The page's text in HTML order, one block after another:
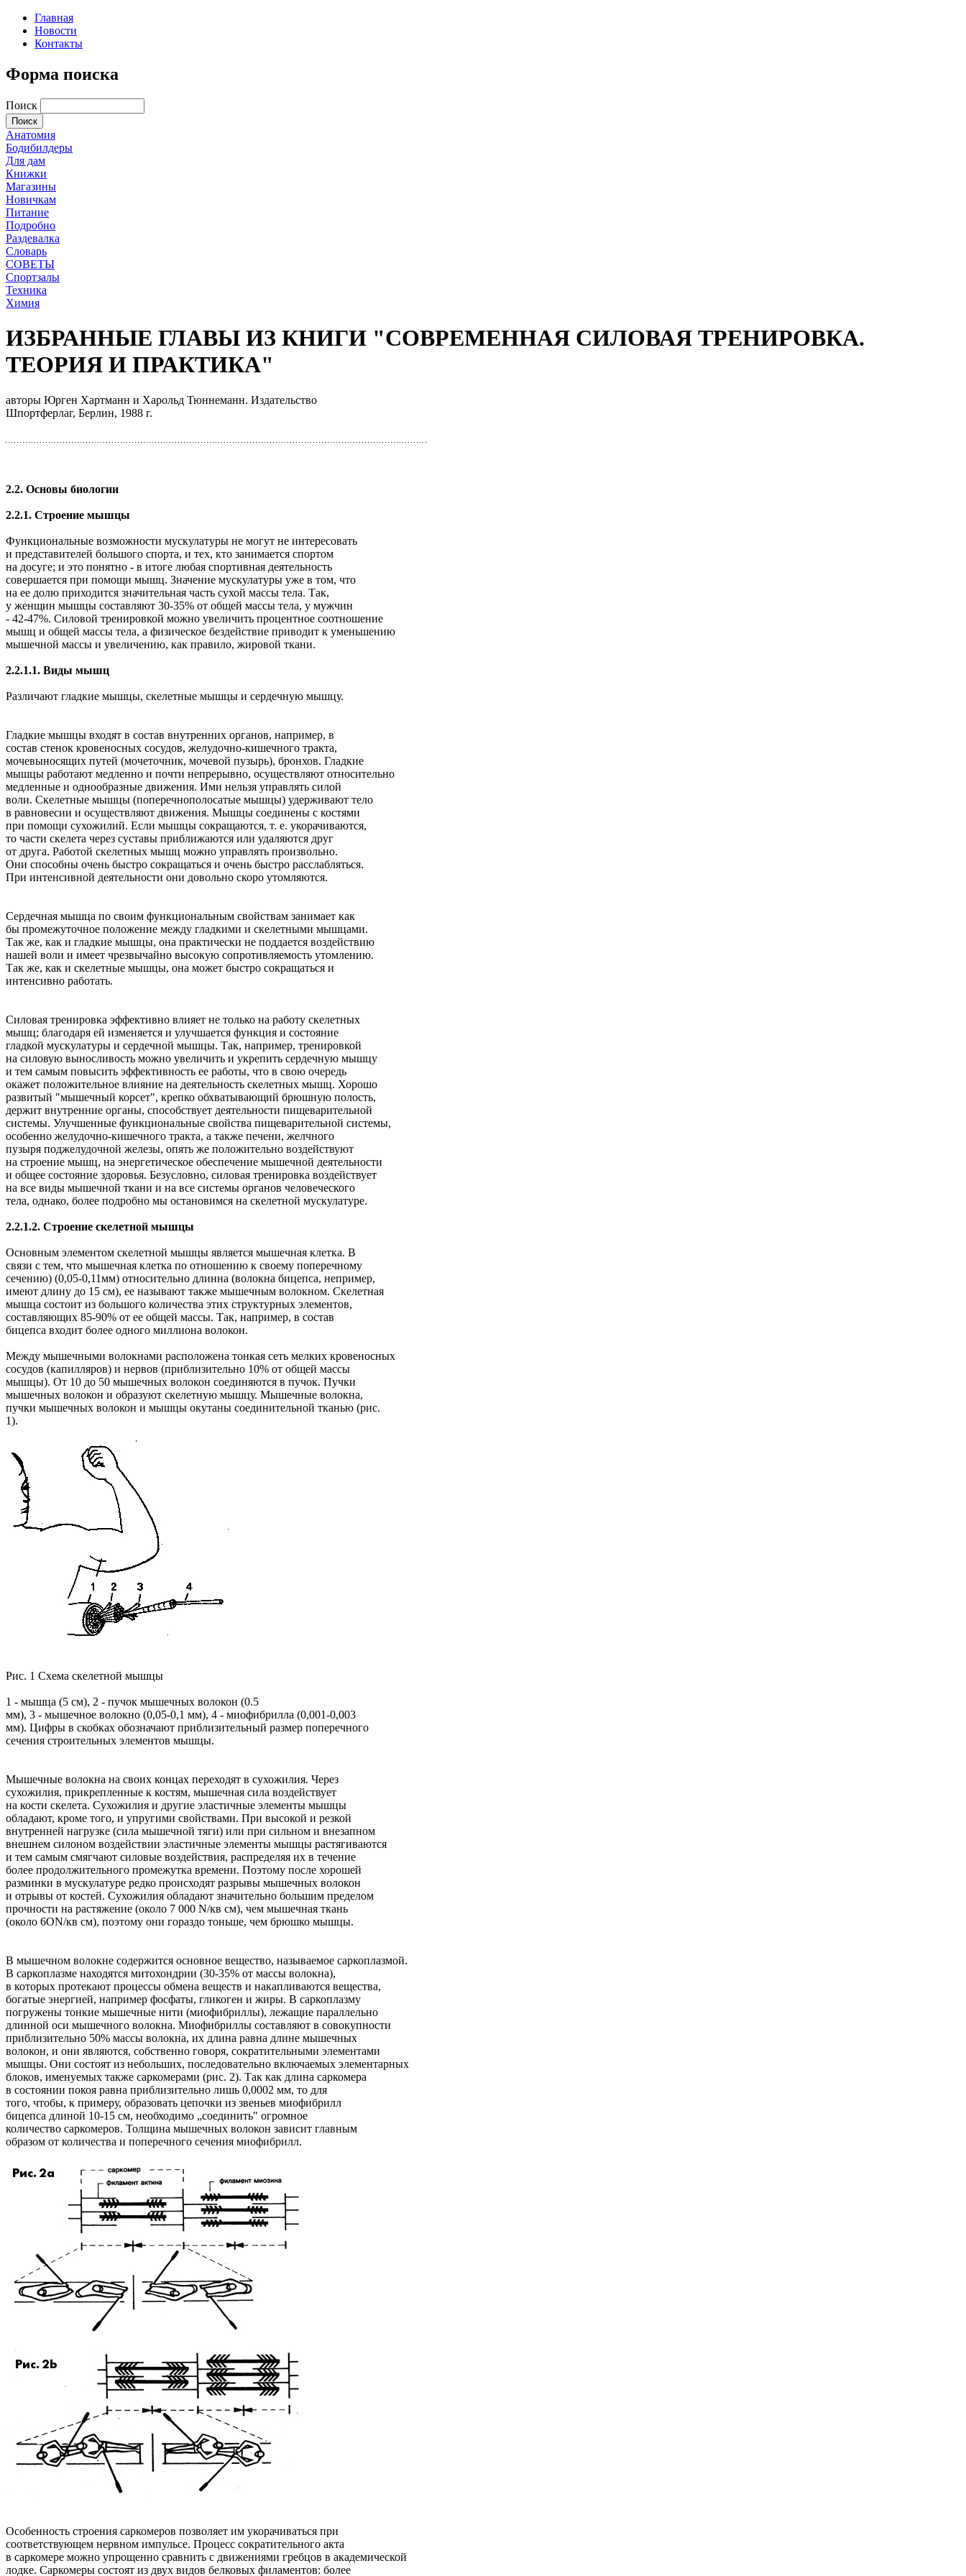
Главная
Новости
Контакты
Форма поиска
Поиск
Анатомия
Бодибилдеры
Для дам
Книжки
Магазины
Новичкам
Питание
Подробно
Раздевалка
Словарь
СОВЕТЫ
Спортзалы
Техника
Химия
ИЗБРАННЫЕ ГЛАВЫ ИЗ КНИГИ "СОВРЕМЕННАЯ СИЛОВАЯ ТРЕНИРОВКА.
ТЕОРИЯ И ПРАКТИКА"
авторы Юрген Хартманн и Харольд Тюннеманн. Издательство
Шпортферлаг, Берлин, 1988 г.
2.2. Основы биологии
2.2.1. Строение мышцы
Функциональные возможности мускулатуры не могут не интересовать
и представителей большого спорта, и тех, кто занимается спортом
на досуге; и это понятно - в итоге любая спортивная деятельность
совершается при помощи мышц. Значение мускулатуры уже в том, что
на ее долю приходится значительная часть сухой массы тела. Так,
у женщин мышцы составляют 30-35% от общей массы тела, у мужчин
- 42-47%. Силовой тренировкой можно увеличить процентное соотношение
мышц и общей массы тела, а физическое бездействие приводит к уменьшению
мышечной массы и увеличению, как правило, жировой ткани.
2.2.1.1. Виды мышц
Различают гладкие мышцы, скелетные мышцы и сердечную мышцу.
Гладкие мышцы входят в состав внутренних органов, например, в
состав стенок кровеносных сосудов, желудочно-кишечного тракта,
мочевыносящих путей (мочеточник, мочевой пузырь), бронхов. Гладкие
мышцы работают медленно и почти непрерывно, осуществляют относительно
медленные и однообразные движения. Ими нельзя управлять силой
воли. Скелетные мышцы (поперечнополосатые мышцы) удерживают тело
в равновесии и осуществляют движения. Мышцы соединены с костями
при помощи сухожилий. Если мышцы сокращаются, т. е. укорачиваются,
то части скелета через суставы приближаются или удаляются друг
от друга. Работой скелетных мышц можно управлять произвольно.
Они способны очень быстро сокращаться и очень быстро расслабляться.
При интенсивной деятельности они довольно скоро утомляются.
Сердечная мышца по своим функциональным свойствам занимает как
бы промежуточное положение между гладкими и скелетными мышцами.
Так же, как и гладкие мышцы, она практически не поддается воздействию
нашей воли и имеет чрезвычайно высокую сопротивляемость утомлению.
Так же, как и скелетные мышцы, она может быстро сокращаться и
интенсивно работать.
Силовая тренировка эффективно влияет не только на работу скелетных
мышц; благодаря ей изменяется и улучшается функция и состояние
гладкой мускулатуры и сердечной мышцы. Так, например, тренировкой
на силовую выносливость можно увеличить и укрепить сердечную мышцу
и тем самым повысить эффективность ее работы, что в свою очередь
окажет положительное влияние на деятельность скелетных мышц. Хорошо
развитый "мышечный корсет", крепко обхватывающий брюшную полость,
держит внутренние органы, способствует деятельности пищеварительной
системы. Улучшенные функциональные свойства пищеварительной системы,
особенно желудочно-кишечного тракта, а также печени, желчного
пузыря поджелудочной железы, опять же положительно воздействуют
на строение мышц, на энергетическое обеспечение мышечной деятельности
и общее состояние здоровья. Безусловно, силовая тренировка воздействует
на все виды мышечной ткани и на все системы органов человеческого
тела, однако, более подробно мы остановимся на скелетной мускулатуре.
2.2.1.2. Строение скелетной мышцы
Основным элементом скелетной мышцы является мышечная клетка. В
связи с тем, что мышечная клетка по отношению к своему поперечному
сечению) (0,05-0,11мм) относительно длинна (волокна бицепса, непример,
имеют длину до 15 см), ее называют также мышечным волокном. Скелетная
мышца состоит из большого количества этих структурных элементов,
составляющих 85-90% от ее общей массы. Так, например, в состав
бицепса входит более одного миллиона волокон.
Между мышечными волокнами расположена тонкая сеть мелких кровеносных
сосудов (капилляров) и нервов (приблизительно 10% от общей массы
мышцы). От 10 до 50 мышечных волокон соединяются в пучок. Пучки
мышечных волокон и образуют скелетную мышцу. Мышечные волокна,
пучки мышечных волокон и мышцы окутаны соединительной тканью (рис.
1).
Рис. 1 Схема скелетной мышцы
1 - мышца (5 см), 2 - пучок мышечных волокон (0.5
мм), 3 - мышечное волокно (0,05-0,1 мм), 4 - миофибрилла (0,001-0,003
мм). Цифры в скобках обозначают приблизительный размер поперечного
сечения строительных элементов мышцы.
Мышечные волокна на своих концах переходят в сухожилия. Через
сухожилия, прикрепленные к костям, мышечная сила воздействует
на кости скелета. Сухожилия и другие эластичные элементы мышцы
обладают, кроме того, и упругими свойствами. При высокой и резкой
внутренней нагрузке (сила мышечной тяги) или при сильном и внезапном
внешнем силоном воздействии эластичные элементы мышцы растягиваются
и тем самым смягчают силовые воздействия, распределяя их в течение
более продолжительного промежутка времени. Поэтому после хорошей
разминки в мускулатуре редко происходят разрывы мышечных волокон
и отрывы от костей. Сухожилия обладают значительно большим пределом
прочности на растяжение (около 7 000 N/кв см), чем мышечная ткань
(около 6ОN/кв см), поэтому они гораздо тоньше, чем брюшко мышцы.
В мышечном волокне содержится основное вещество, называемое саркоплазмой.
В саркоплазме находятся митохондрии (30-35% от массы волокна),
в которых протекают процессы обмена веществ и накапливаются вещества,
богатые энергией, например фосфаты, гликоген и жиры. В саркоплазму
погружены тонкие мышечные нити (миофибриллы), лежащие параллельно
длинной оси мышечного волокна. Миофибриллы составляют в совокупности
приблизительно 50% массы волокна, их длина равна длине мышечных
волокон, и они являются, собственно говоря, сократительными элементами
мышцы. Они состоят из небольших, последовательно включаемых элементарных
блоков, именуемых также саркомерами (рис. 2). Так как длина саркомера
в состоянии покоя равна приблизительно лишь 0,0002 мм, то для
того, чтобы, к примеру, образовать цепочки из звеньев миофибрилл
бицепса длиной 10-15 см, необходимо „соединить" огромное
количество саркомеров. Толщина мышечных волокон зависит главным
образом от количества и поперечного сечения миофибрилл.
Особенность строения саркомеров позволяет им укорачиваться при
соответствующем нервном импульсе. Процесс сократительного акта
в саркомере можно упрощенно сравнить с движениями гребцов в академической
лодке. Саркомеры состоят из двух видов белковых филаментов: более